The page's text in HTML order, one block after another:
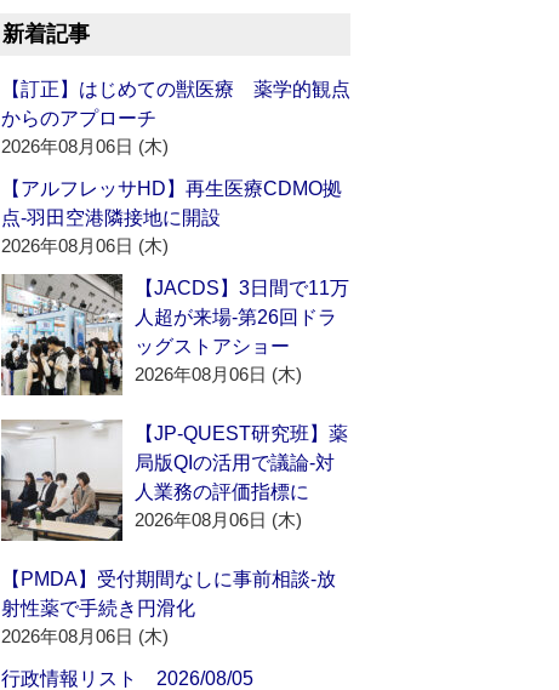
新着記事
【訂正】はじめての獣医療 薬学的観点
からのアプローチ
2026年08月06日 (木)
【アルフレッサHD】再生医療CDMO拠
点‐羽田空港隣接地に開設
2026年08月06日 (木)
【JACDS】3日間で11万
人超が来場‐第26回ドラ
ッグストアショー
2026年08月06日 (木)
【JP-QUEST研究班】薬
局版QIの活用で議論‐対
人業務の評価指標に
2026年08月06日 (木)
【PMDA】受付期間なしに事前相談‐放
射性薬で手続き円滑化
2026年08月06日 (木)
行政情報リスト 2026/08/05